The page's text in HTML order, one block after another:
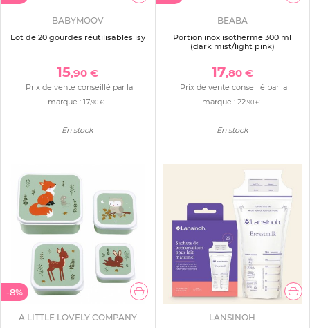
BABYMOOV
Lot de 20 gourdes réutilisables isy
15,90 €
Prix de vente conseillé par la
marque :17,90 €
En stock
BEABA
Portion inox isotherme 300 ml
(dark mist/light pink)
17,80 €
Prix de vente conseillé par la
marque : 22,90 €
En stock
-8%
A LITTLE LOVELY COMPANY LANSINOH